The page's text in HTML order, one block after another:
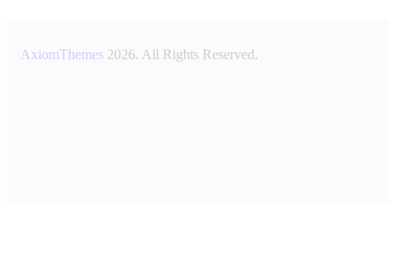
AxiomThemes 2026. All Rights Reserved.